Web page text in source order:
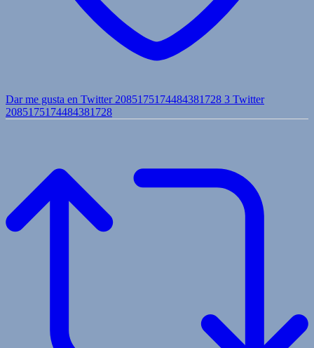
Dar me gusta en Twitter 2085175174484381728 3 Twitter
2085175174484381728